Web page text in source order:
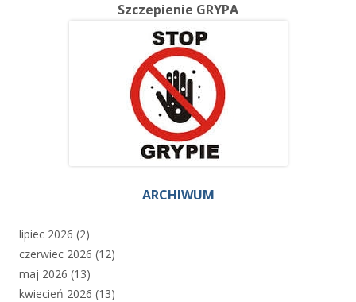
Szczepienie GRYPA
ARCHIWUM
lipiec 2026 (2)
czerwiec 2026 (12)
maj 2026 (13)
kwiecień 2026 (13)